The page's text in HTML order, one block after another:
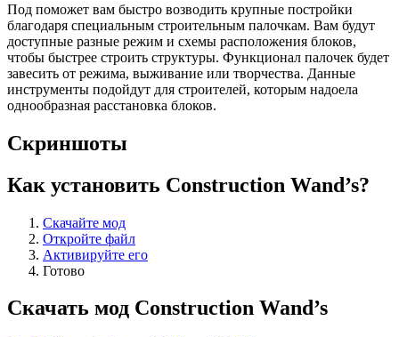
Под поможет вам быстро возводить крупные постройки
благодаря специальным строительным палочкам. Вам будут
доступные разные режим и схемы расположения блоков,
чтобы быстрее строить структуры. Функционал палочек будет
завесить от режима, выживание или творчества. Данные
инструменты подойдут для строителей, которым надоела
однообразная расстановка блоков.
Скриншоты
Как установить Construction Wand’s?
Скачайте мод
Откройте файл
Активируйте его
Готово
Скачать мод Construction Wand’s